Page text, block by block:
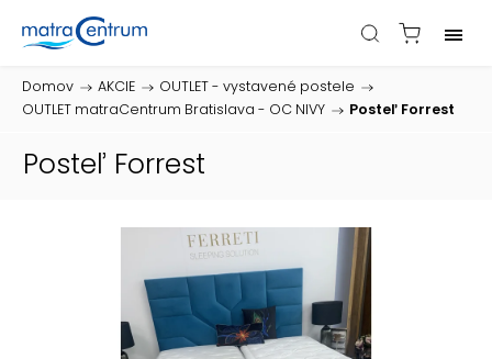
Domov / AKCIE / OUTLET - vystavené postele /
OUTLET matraCentrum Bratislava - OC NIVY / Posteľ Forrest
Posteľ Forrest